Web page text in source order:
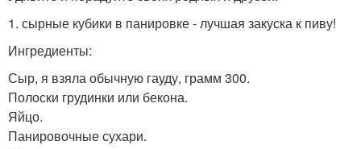
1. сырные кубики в панировке - лучшая закуска к пиву!
Ингредиенты:
Сыр, я взяла обычную гауду, грамм 300.
Полоски грудинки или бекона.
Яйцо.
Панировочные сухари.